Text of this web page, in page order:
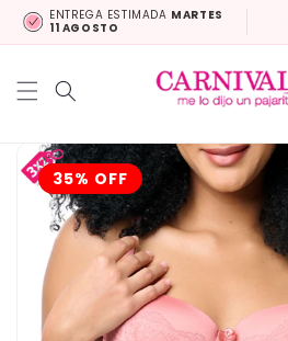
directamente
al contenido
ENTREGA ESTIMADA MARTES
11 AGOSTO
directamente
a la
información
del producto
35% OFF